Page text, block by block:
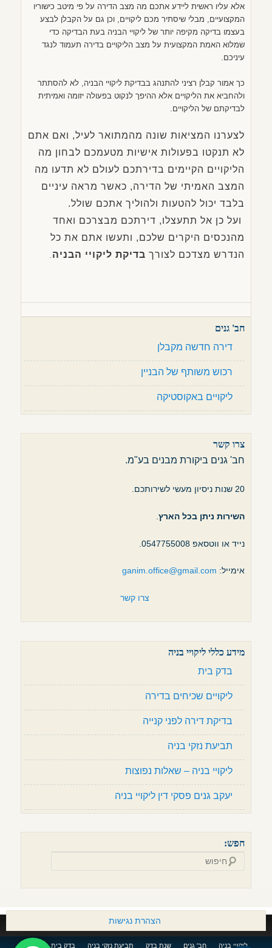
אלא עליו ראשית ליידע אתכם מה מצב הדירה על פי מיטב כישוריו
המקצועיים, מבלי שיסתיר מכם ליקויים, וכן גם על הקבלן לבצע
בעצמו בדיקה מקיפה יותר של ליקויי הבניה בעת הבדיקה כדי
שמלוא האמת המקצועית על מצב הליקויים בדירה תעמוד לנגד
עיניכם.
כך אמור קבלן רציני להתנהג בבדיקת ליקויי הבניה, לא להסתתר
ולהחביא את הליקויים אלא ההיפך לנקוט בפעולה יזומה ואמיתית
לבדיקתם של הליקויים.
לצערנו המציאות שונה מהמתואר לעיל, ואם אתם
לא תנקטו בפעולות אישיות מטעמכם לבחון מה
הליקויים הקיימים בדירתכם לעולם לא תדעו מה
המצב האמיתי של הדירה, כאשר מראה עיניים
בלבד יכול להטעות ולהוליך אתכם שולל.
ועל כן אל תתעצלו, דירתכם מבצרכם ואחד
מהנכסים היקרים שלכם, ותעשו אתם את כל
הנדרש מצדכם לצורך בדיקת ליקויי הבניה .
חב' גנים
דירה חדשה מקבלן
רכוש משותף של הבניין
ליקויים באקוסטיקה
צרו קשר
חב' גנים ביקורת מבנים בע"מ.
20 שנות ניסיון מעשי לשירותכם.
השירות ניתן בכל הארץ
נייד או ווטסאפ 0547755008.
אימייל: ganim.office@gmail.com
צרו קשר
מידע כללי ליקויי בניה
בדק בית
ליקויים שכיחים בדירה
בדיקת דירה לפני קנייה
תביעת נזקי בניה
ליקויי בניה – שאלות נפוצות
יעקב גנים פסקי דין ליקויי בניה
חפש:
חיפוש
הצהרת נגישות
ליקויי בניה חב' גנים שנת בדק תביעת נזקי בניה בדק בית